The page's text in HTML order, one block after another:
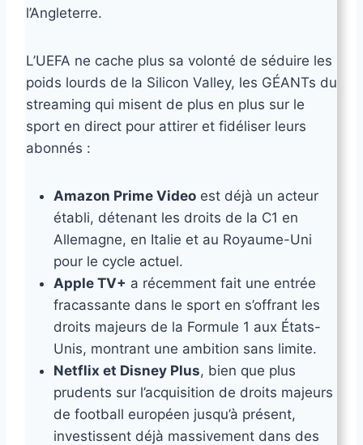
l’Angleterre.
L’UEFA ne cache plus sa volonté de séduire les
poids lourds de la Silicon Valley, les GÉANTs du
streaming qui misent de plus en plus sur le
sport en direct pour attirer et fidéliser leurs
abonnés :
Amazon Prime Video est déjà un acteur
établi, détenant les droits de la C1 en
Allemagne, en Italie et au Royaume-Uni
pour le cycle actuel.
Apple TV+ a récemment fait une entrée
fracassante dans le sport en s’offrant les
droits majeurs de la Formule 1 aux États-
Unis, montrant une ambition sans limite.
Netflix et Disney Plus, bien que plus
prudents sur l’acquisition de droits majeurs
de football européen jusqu’à présent,
investissent déjà massivement dans des